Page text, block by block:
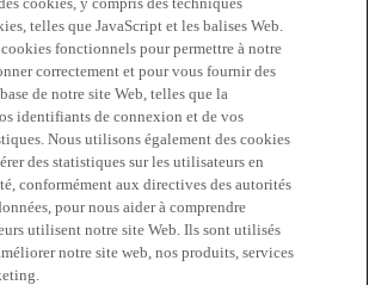
telles que JavaScript et les balises Web.
fonctionnels pour permettre à notre
correctement et pour vous fournir des
de notre site Web, telles que la
identifiants de connexion et de vos
Nous utilisons également des cookies
des statistiques sur les utilisateurs en
conformément aux directives des autorités
pour nous aider à comprendre
utilisent notre site Web. Ils sont utilisés
notre site web, nos produits, services